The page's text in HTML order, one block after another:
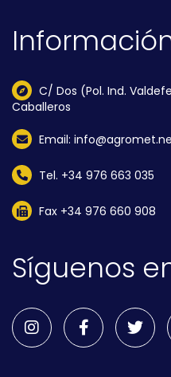
C/ Dos (Pol. Ind.
Caballeros
Email:
Tel. +34 976 663 035
Fax +34 976 660 908
Síguenos